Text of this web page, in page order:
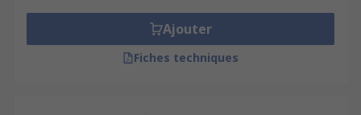
Ajouter
Fiches techniques